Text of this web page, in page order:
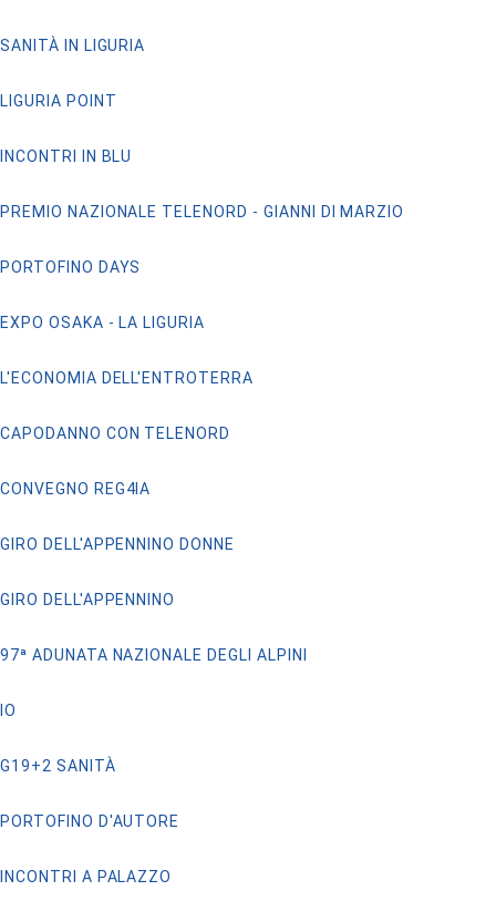
SANITÀ IN LIGURIA
LIGURIA POINT
INCONTRI IN BLU
PREMIO NAZIONALE TELENORD - GIANNI DI MARZIO
PORTOFINO DAYS
EXPO OSAKA - LA LIGURIA
L'ECONOMIA DELL'ENTROTERRA
CAPODANNO CON TELENORD
CONVEGNO REG4IA
GIRO DELL'APPENNINO DONNE
GIRO DELL'APPENNINO
97ª ADUNATA NAZIONALE DEGLI ALPINI
IO
G19+2 SANITÀ
PORTOFINO D'AUTORE
INCONTRI A PALAZZO